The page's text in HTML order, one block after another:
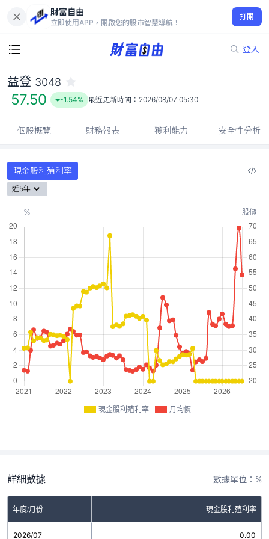
財富自由
立即使用APP，開啟您的股市智慧導航！
打開
登入
57.50
-1.54%
益登 3048
57.50 -1.54% 最近更新時間： 2026/08/07 05:30
個股概覽 財務報表 獲利能力 安全性分析
現金股利殖利率
近5年
現金股利殖利率 月均價
詳細數據 數據單位：%
年度/月份 現金股利殖利率
2026/07 0.00